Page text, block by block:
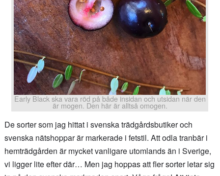
Early Black ska vara röd på både insidan och utsidan när den
är mogen. Den här är alltså omogen.
De sorter som jag hittat i svenska trädgårdsbutiker och
svenska nätshoppar är markerade i fetstil. Att odla tranbär i
hemträdgården är mycket vanligare utomlands än i Sverige,
vi ligger lite efter där… Men jag hoppas att fler sorter letar sig